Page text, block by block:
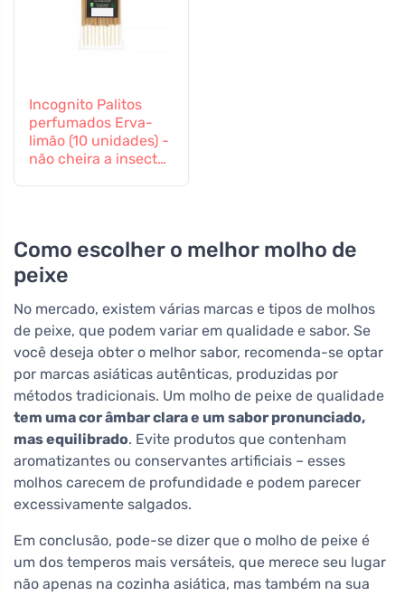
Incognito Palitos
perfumados Erva-
limão (10 unidades) -
não cheira a insectos
Como escolher o melhor molho de
peixe
No mercado, existem várias marcas e tipos de molhos
de peixe, que podem variar em qualidade e sabor. Se
você deseja obter o melhor sabor, recomenda-se optar
por marcas asiáticas autênticas, produzidas por
métodos tradicionais. Um molho de peixe de qualidade
tem uma cor âmbar clara e um sabor pronunciado,
mas equilibrado. Evite produtos que contenham
aromatizantes ou conservantes artificiais – esses
molhos carecem de profundidade e podem parecer
excessivamente salgados.
Em conclusão, pode-se dizer que o molho de peixe é
um dos temperos mais versáteis, que merece seu lugar
não apenas na cozinha asiática, mas também na sua